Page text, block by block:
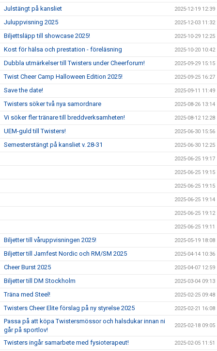
Julstängt på kansliet 2025-12-19 12:39
Juluppvisning 2025 2025-12-03 11:32
Biljettsläpp till showcase 2025! 2025-10-29 12:25
Kost för hälsa och prestation - föreläsning 2025-10-20 10:42
Dubbla utmärkelser till Twisters under Cheerforum! 2025-09-29 15:15
Twist Cheer Camp Halloween Edition 2025! 2025-09-25 16:27
Save the date! 2025-09-11 11:49
Twisters söker två nya samordnare 2025-08-26 13:14
Vi söker fler tränare till breddverksamheten! 2025-08-12 12:28
UEM-guld till Twisters! 2025-06-30 15:56
Semesterstängt på kansliet v. 28-31 2025-06-30 12:25
2025-06-25 19:17
2025-06-25 19:15
2025-06-25 19:15
2025-06-25 19:14
2025-06-25 19:12
2025-06-25 19:11
Biljetter till våruppvisningen 2025! 2025-05-19 18:08
Biljetter till Jamfest Nordic och RM/SM 2025 2025-04-14 10:36
Cheer Burst 2025 2025-04-07 12:59
Biljetter till DM Stockholm 2025-03-04 09:13
Träna med Steel! 2025-02-25 09:48
Twisters Cheer Elite förslag på ny styrelse 2025 2025-02-21 16:08
Passa på att köpa Twistersmössor och halsdukar innan ni
går på sportlov!
2025-02-18 09:05
Twisters ingår samarbete med fysioterapeut! 2025-02-05 11:51